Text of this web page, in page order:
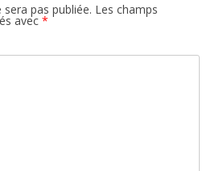
pas publiée. Les champs
avec *